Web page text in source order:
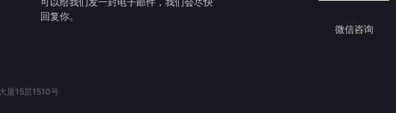
回复你。
微信咨询
厦15层1510号